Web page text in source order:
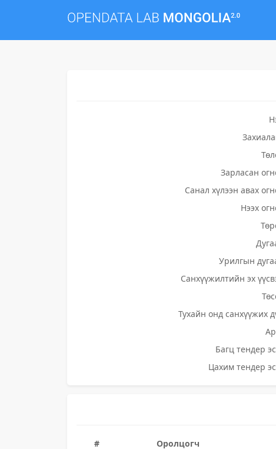
Зарласан
Санал хүлээн авах
Нээх
Урилгын
Санхүүжилтийн эх
Тухайн онд санхүүжих
Багц тендер
Цахим тендер
# Оролцогч